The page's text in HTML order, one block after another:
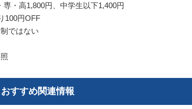
・高1,800円、中学生以下1,400円
100円OFF
ではない
すすめ関連情報